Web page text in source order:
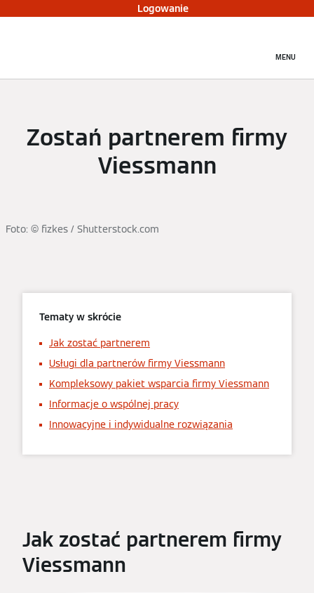
Logowanie
MENU
Zostań partnerem firmy
Viessmann
Foto: © fizkes / Shutterstock.com
Tematy w skrócie
Jak zostać partnerem
Usługi dla partnerów firmy Viessmann
Kompleksowy pakiet wsparcia firmy Viessmann
Informacje o wspólnej pracy
Innowacyjne i indywidualne rozwiązania
Jak zostać partnerem firmy
Viessmann